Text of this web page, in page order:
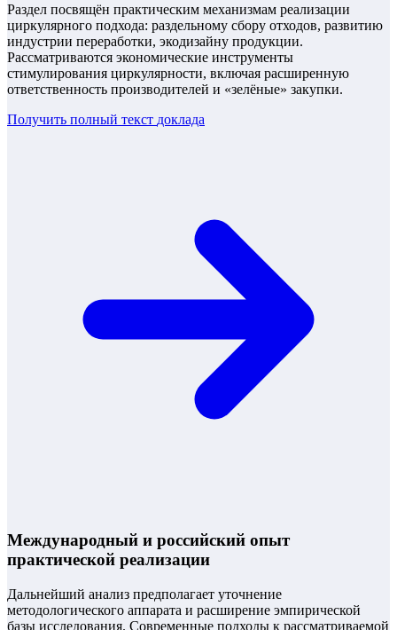
Раздел посвящён практическим механизмам реализации
циркулярного подхода: раздельному сбору отходов, развитию
индустрии переработки, экодизайну продукции.
Рассматриваются экономические инструменты
стимулирования циркулярности, включая расширенную
ответственность производителей и «зелёные» закупки.
Получить полный текст доклада
Международный и российский опыт
практической реализации
Дальнейший анализ предполагает уточнение
методологического аппарата и расширение эмпирической
базы исследования. Современные подходы к рассматриваемой